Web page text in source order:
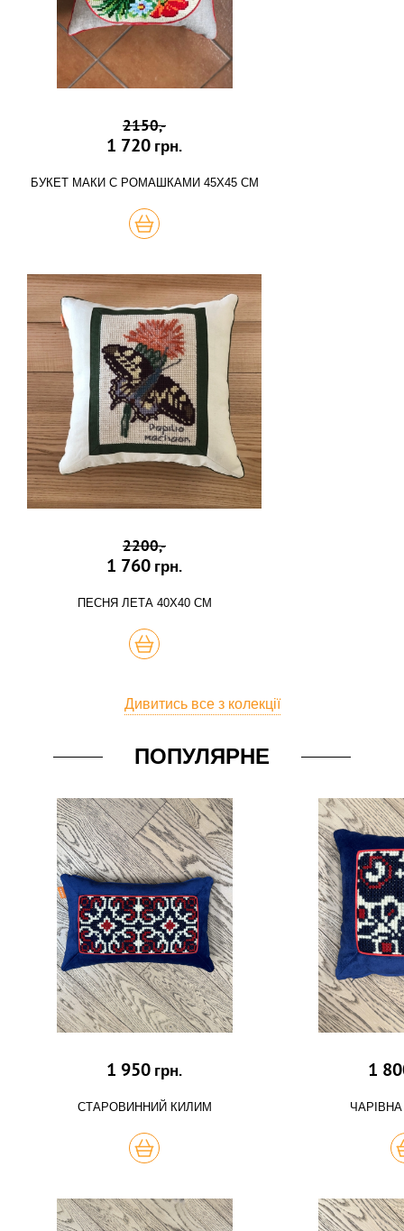
2150,-
1 720 грн.
БУКЕТ МАКИ С РОМАШКАМИ 45Х45 СМ
КУПИТЬ
2200,-
1 760 грн.
ПЕСНЯ ЛЕТА 40Х40 СМ
КУПИТЬ
Дивитись все з колекції
ПОПУЛЯРНЕ
1 950 грн.
СТАРОВИННИЙ КИЛИМ
КУПИТЬ
1